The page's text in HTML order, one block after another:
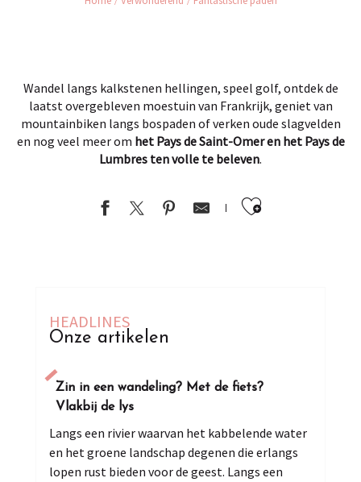
Wandel langs kalkstenen hellingen, speel golf, ontdek de
laatst overgebleven moestuin van Frankrijk, geniet van
mountainbiken langs bospaden of verken oude slagvelden
en nog veel meer om het Pays de Saint-Omer en het Pays de
Lumbres ten volle te beleven.
Ajouter
HEADLINES
Onze artikelen
Zin in een wandeling? Met de fiets?
Vlakbij de lys
Langs een rivier waarvan het kabbelende water
en het groene landschap degenen die erlangs
lopen rust bieden voor de geest. Langs een